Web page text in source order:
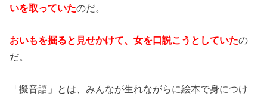
いを取っていたのだ。
おいもを掘ると見せかけて、女を口説こうとしていたの
だ。
「擬音語」とは、みんなが生れながらに絵本で身につけ